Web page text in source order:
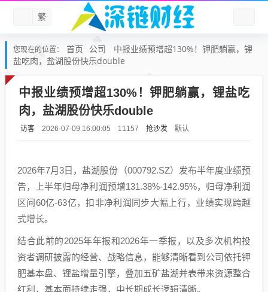
繁
您现在的位置： 首页 公司
中报业绩预增超130%！钾肥躺赢，锂
盐吃肉，盐湖股份快乐double
中报业绩预增超130%！钾肥躺赢，锂盐吃
肉，盐湖股份快乐double
访客 2026-07-09 16:00:05 11157 抢沙发 默认
2026年7月3日，盐湖股份（000792.SZ）发布半年度业绩预
告，上半年归母净利润预增131.38%-142.95%，归母净利润
区间60亿-63亿，扣非净利润同步大幅上行，业绩实现跨越
式增长。
结合此前的2025年年报和2026年一季报，以及多次机构投
资者调研披露的经营、战略信息，能够清晰看到公司依托钾
肥基本盘、锂盐增量引擎，叠加五矿盐湖并表带来资源整合
红利，基本面持续走强，中长期成长逻辑清晰。